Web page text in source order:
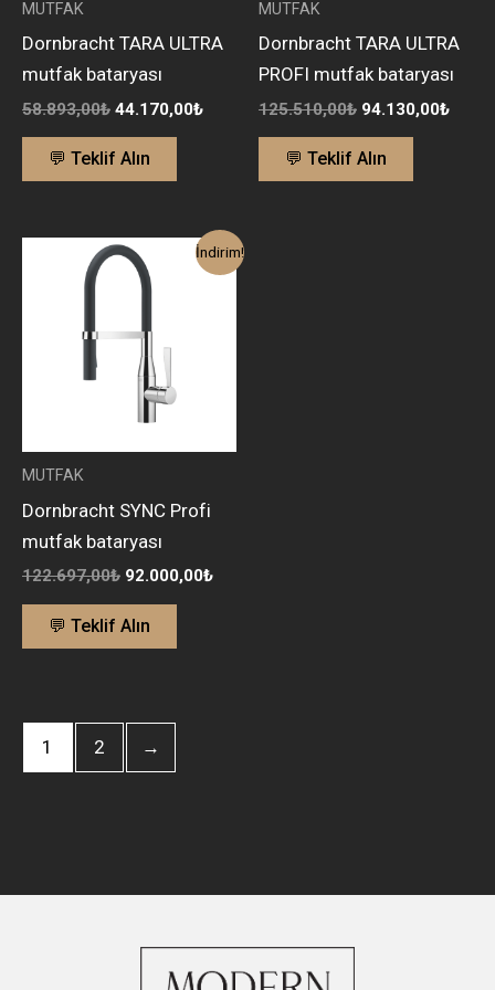
MUTFAK
Dornbracht TARA ULTRA
mutfak bataryası
58.893,00₺ 44.170,00₺
💬 Teklif Alın
MUTFAK
Dornbracht TARA ULTRA
PROFI mutfak bataryası
125.510,00₺ 94.130,00₺
💬 Teklif Alın
İndirim!
MUTFAK
Dornbracht SYNC Profi
mutfak bataryası
122.697,00₺
Orijinal
fiyat:
122.697,00₺.
92.000,00₺
Şu
andaki
💬 Teklif Alın
1 2 →